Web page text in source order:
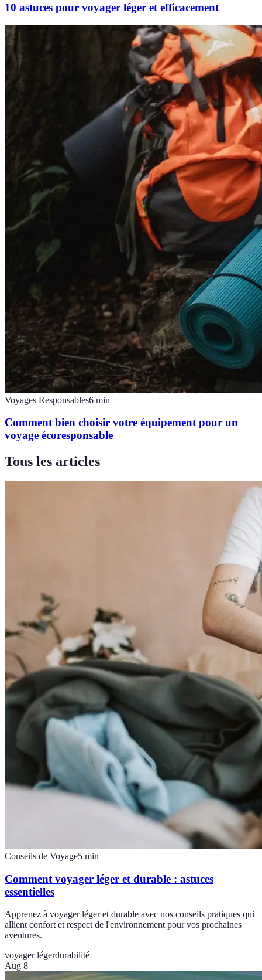
10 astuces pour voyager léger et efficacement
Voyages Responsables6 min
Comment bien choisir votre équipement pour un
voyage écoresponsable
Tous les articles
Conseils de Voyage5 min
Comment voyager léger et durable : astuces
essentielles
Apprenez à voyager léger et durable avec nos conseils pratiques qui
allient confort et respect de l'environnement pour vos prochaines
aventures.
voyager légerdurabilité
Aug 8